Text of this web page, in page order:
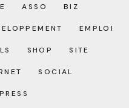
ASSO BIZ
EMPLOI
SHOP SITE
SOCIAL